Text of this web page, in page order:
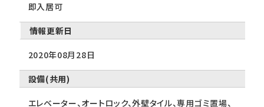
即入居可
情報更新日
2020年08月28日
設備(共用)
エレベーター、オートロック、外壁タイル、専用ゴミ置場、